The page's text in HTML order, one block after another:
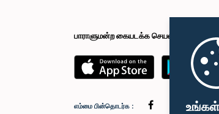
பாராளுமன்ற கையடக்க செயலி
எம்மை பின்தொடர்க :